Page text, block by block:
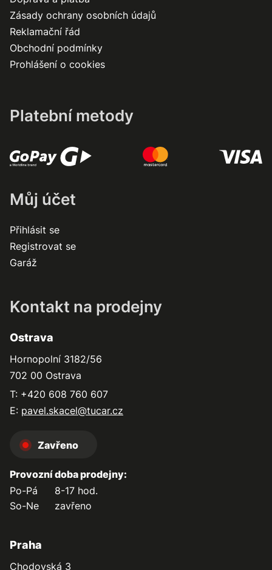
Zásady ochrany osobních údajů
Reklamační řád
Obchodní podmínky
Prohlášení o cookies
Platební metody
Můj účet
Přihlásit se
Registrovat se
Garáž
Kontakt na prodejny
Ostrava
Hornopolní 3182/56
702 00 Ostrava
T: +420 608 760 607
E: pavel.skacel@tucar.cz
Zavřeno
Provozní doba prodejny:
Po-Pá
8-17 hod.
So-Ne
zavřeno
Praha
Chodovská 3